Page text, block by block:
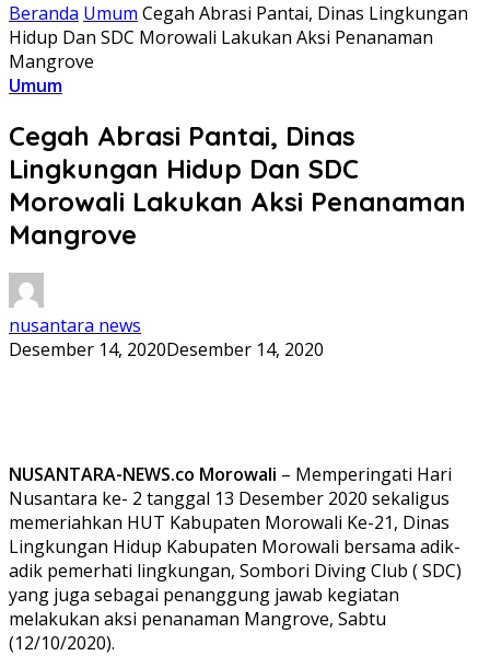
Beranda Umum Cegah Abrasi Pantai, Dinas Lingkungan
Hidup Dan SDC Morowali Lakukan Aksi Penanaman
Mangrove
Umum
Cegah Abrasi Pantai, Dinas
Lingkungan Hidup Dan SDC
Morowali Lakukan Aksi Penanaman
Mangrove
nusantara news
Desember 14, 2020Desember 14, 2020
NUSANTARA-NEWS.co Morowali – Memperingati Hari
Nusantara ke- 2 tanggal 13 Desember 2020 sekaligus
memeriahkan HUT Kabupaten Morowali Ke-21, Dinas
Lingkungan Hidup Kabupaten Morowali bersama adik-
adik pemerhati lingkungan, Sombori Diving Club ( SDC)
yang juga sebagai penanggung jawab kegiatan
melakukan aksi penanaman Mangrove, Sabtu
(12/10/2020).